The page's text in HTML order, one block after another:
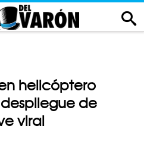
helicóptero
de
viral